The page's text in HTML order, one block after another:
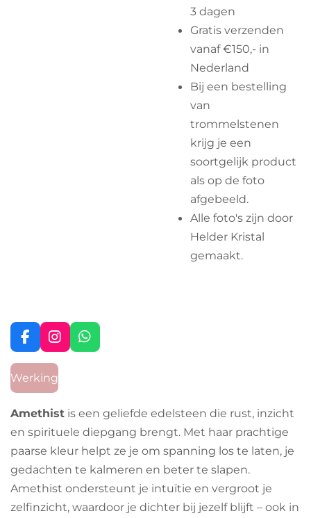
3 dagen
Gratis verzenden
vanaf €150,- in
Nederland
Bij een bestelling
van
trommelstenen
krijg je een
soortgelijk product
als op de foto
afgebeeld.
Alle foto's zijn door
Helder Kristal
gemaakt.
F
a
e
b
o
o
k
I
n
s
t
a
g
r
a
m
W
h
A
p
p
Werking
Amethist is een geliefde edelsteen die rust, inzicht
en spirituele diepgang brengt. Met haar prachtige
paarse kleur helpt ze je om spanning los te laten, je
gedachten te kalmeren en beter te slapen.
Amethist ondersteunt je intuïtie en vergroot je
zelfinzicht, waardoor je dichter bij jezelf blijft – ook in